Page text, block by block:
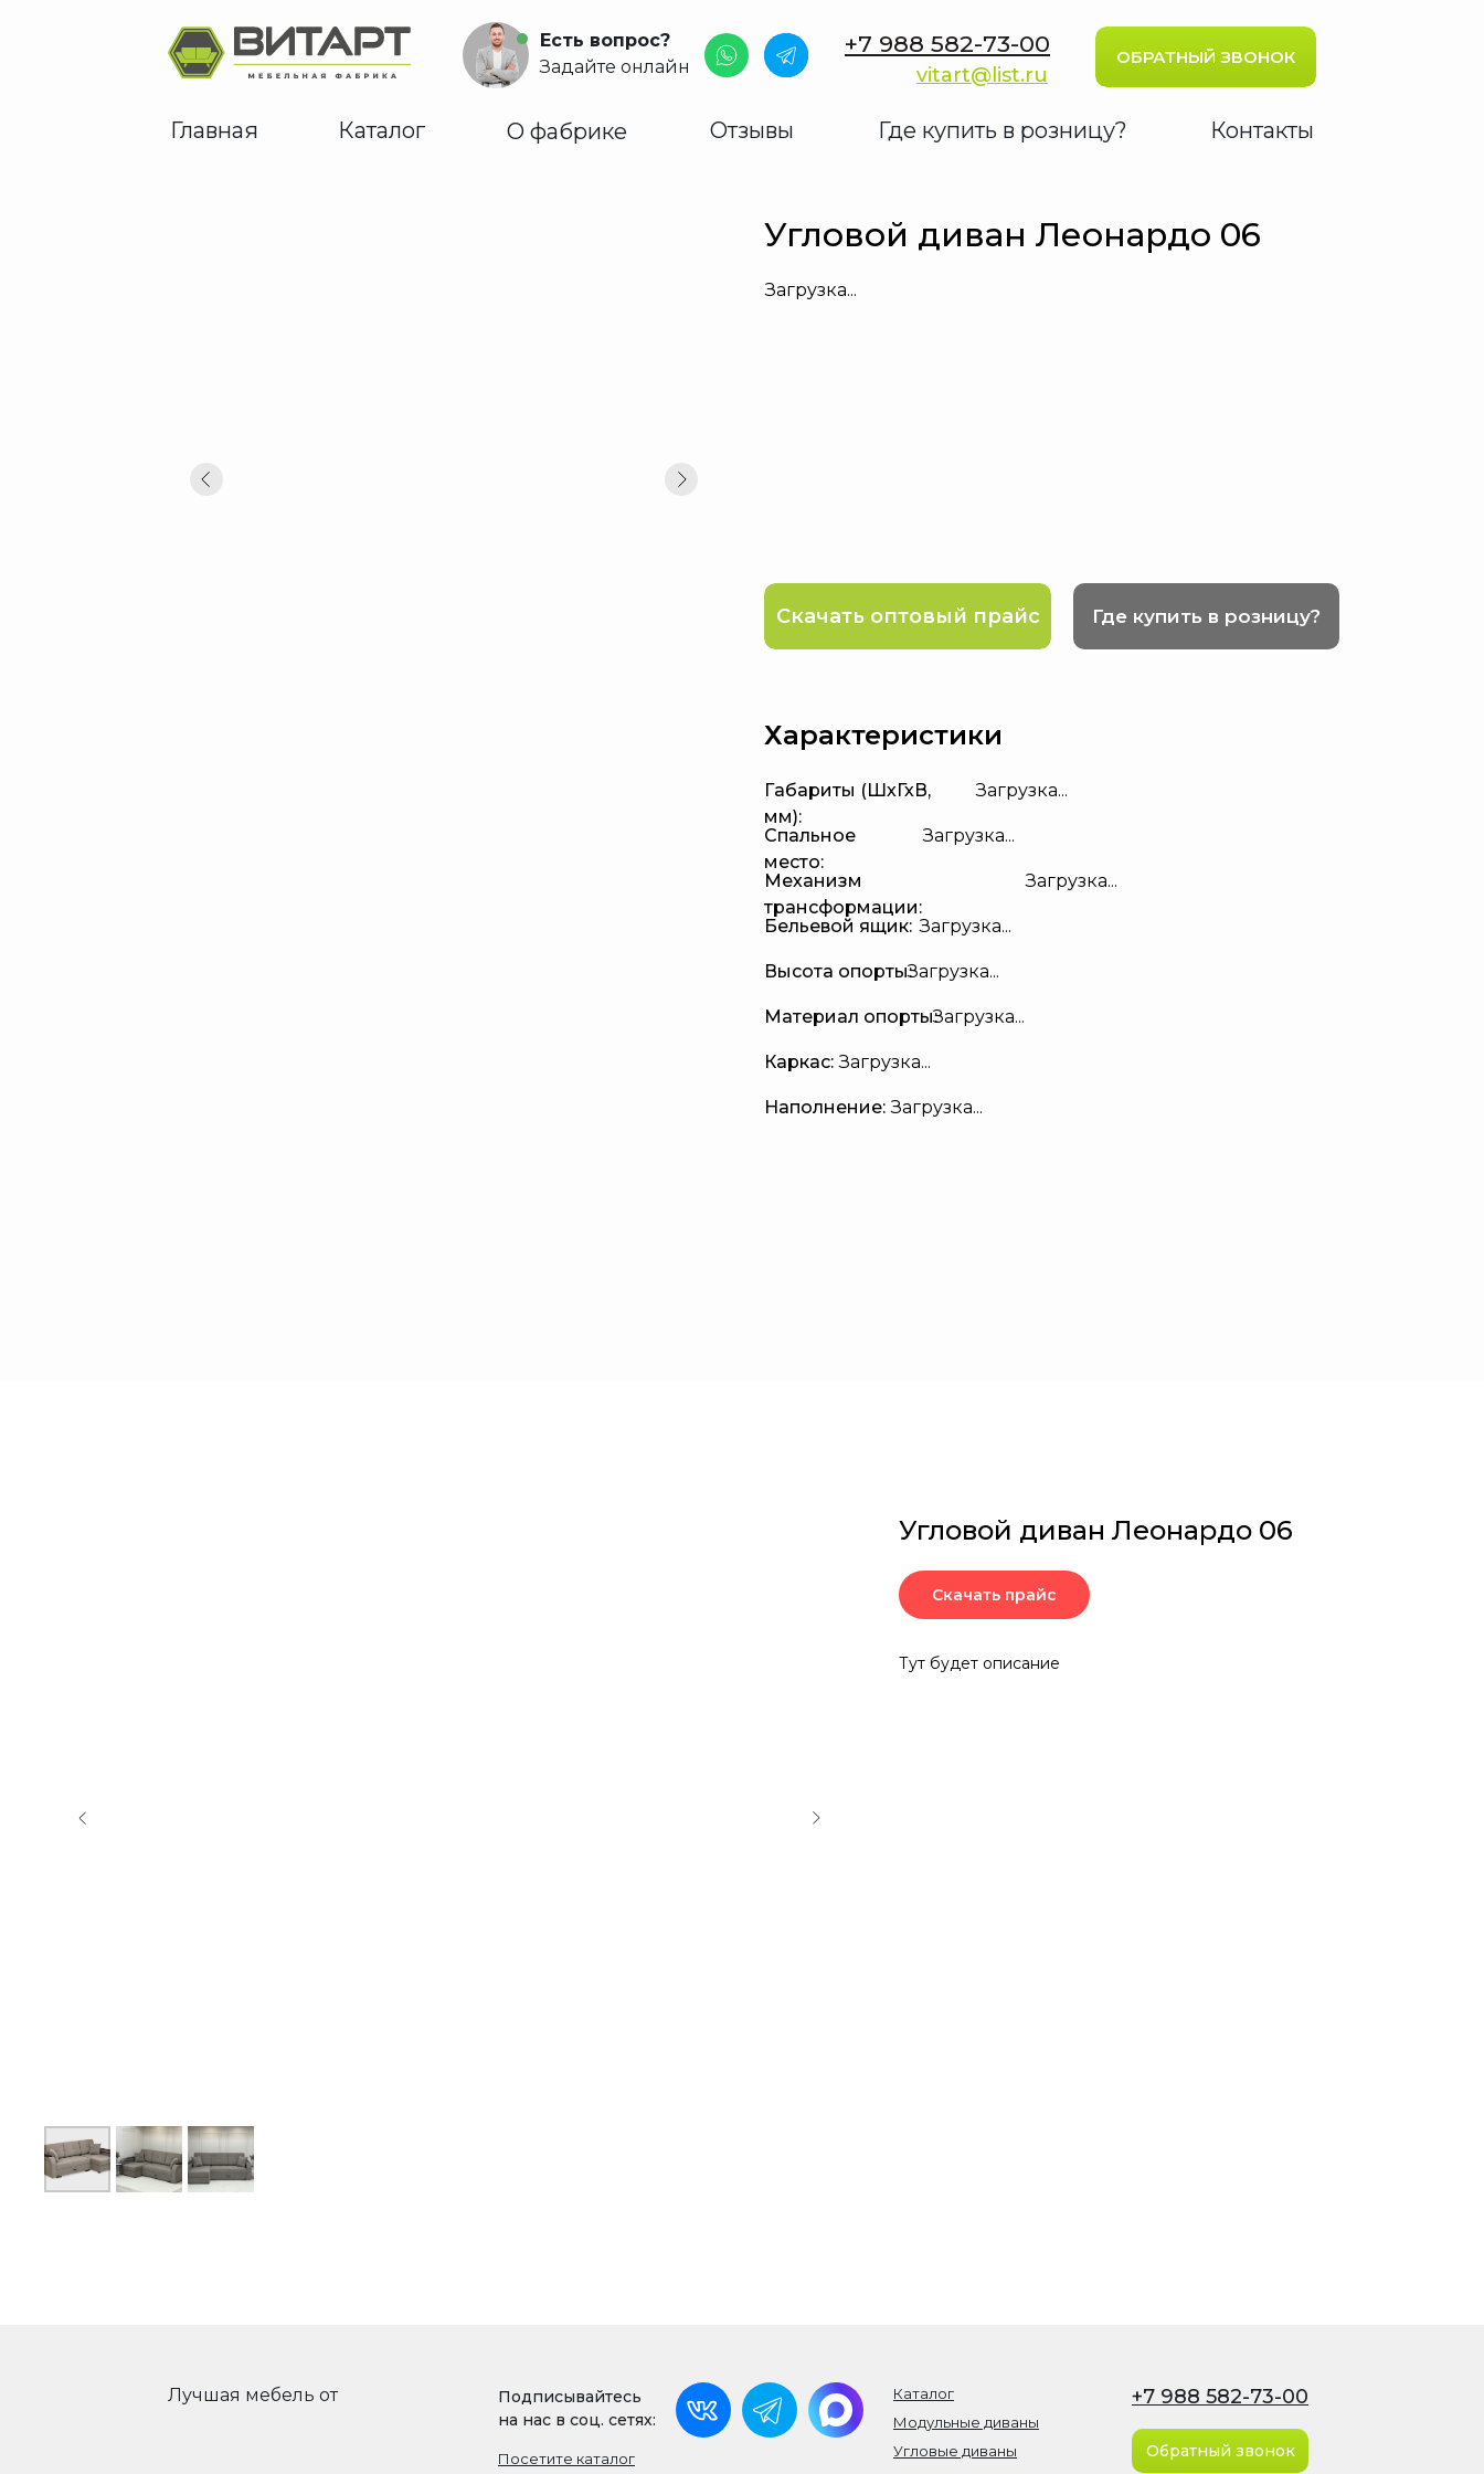
ОБРАТНЫЙ ЗВОНОК
Контакты
Где купить в розницу?
Отзывы
О фабрике
Каталог
Главная
Есть вопрос?
Задайте онлайн
+7 988 582-73-00
vitart@list.ru
Загрузка...
Угловой диван Леонардо 06
Где купить в розницу?
Скачать оптовый прайс
Габариты (ШхГхВ,
мм):
Загрузка...
Загрузка...
Спальное
место:
Загрузка...
Механизм
трансформации:
Загрузка...
Бельевой ящик:
Загрузка...
Высота опорты:
Загрузка...
Материал опорты:
Загрузка...
Наполнение:
Каркас: Загрузка...
Характеристики
Угловой диван Леонардо 06
Скачать прайс
Тут будет описание
Угловые диваны
Модульные диваны
Каталог +7 988 582-73-00
Лучшая мебель от
Обратный звонок
Подписывайтесь
на нас в соц. сетях:
Посетите каталог